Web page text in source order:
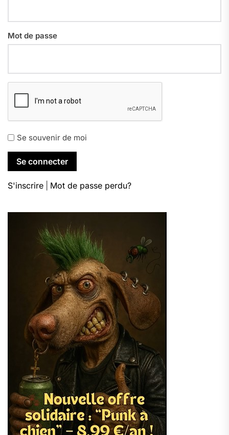
Mot de passe
Se souvenir de moi
S'inscrire Mot de passe perdu?